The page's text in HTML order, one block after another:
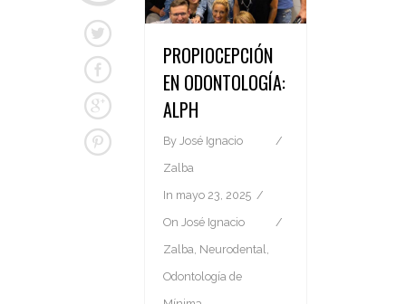
PROPIOCEPCIÓN
EN ODONTOLOGÍA:
ALPH
By José Ignacio
Zalba
In mayo 23, 2025
On José Ignacio
Zalba Neurodental
Odontología de